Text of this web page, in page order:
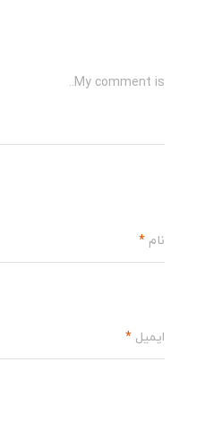
My comment is..
نام *
ایمیل *